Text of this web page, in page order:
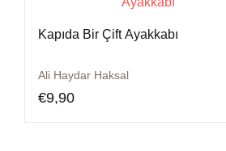
Kapıda Bir Çift Ayakkabı
Ali Haydar Haksal
€9,90